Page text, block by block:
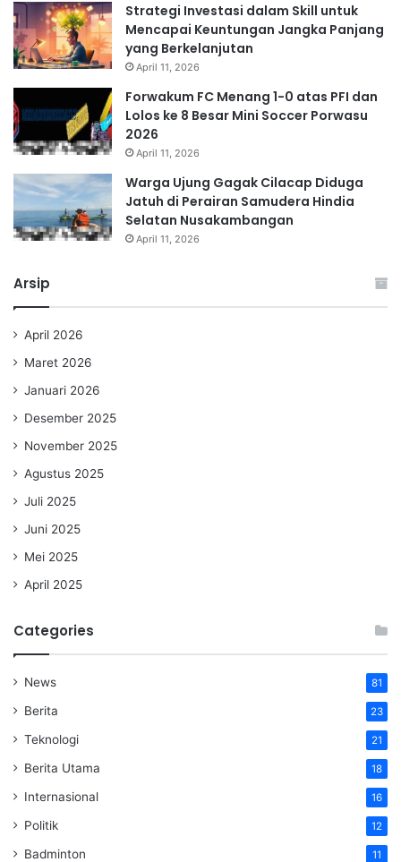
Strategi Investasi dalam Skill untuk
Mencapai Keuntungan Jangka Panjang
yang Berkelanjutan
April 11, 2026
Forwakum FC Menang 1-0 atas PFI dan
Lolos ke 8 Besar Mini Soccer Porwasu
2026
April 11, 2026
Warga Ujung Gagak Cilacap Diduga
Jatuh di Perairan Samudera Hindia
Selatan Nusakambangan
April 11, 2026
Arsip
April 2026
Maret 2026
Januari 2026
Desember 2025
November 2025
Agustus 2025
Juli 2025
Juni 2025
Mei 2025
April 2025
Categories
News 81
Berita 23
Teknologi 21
Berita Utama 18
Internasional 16
Politik 12
Badminton 11